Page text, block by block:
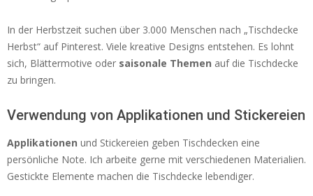
In der Herbstzeit suchen über 3.000 Menschen nach „Tischdecke
Herbst“ auf Pinterest. Viele kreative Designs entstehen. Es lohnt
sich, Blättermotive oder saisonale Themen auf die Tischdecke
zu bringen.
Verwendung von Applikationen und Stickereien
Applikationen und Stickereien geben Tischdecken eine
persönliche Note. Ich arbeite gerne mit verschiedenen Materialien.
Gestickte Elemente machen die Tischdecke lebendiger.